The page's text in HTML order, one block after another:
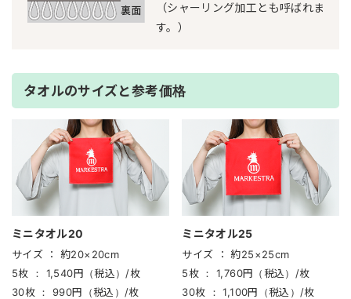
（シャーリング加工とも呼ばれま
す。）
タオルのサイズと参考価格
ミニタオル20
サイズ ：
約20×20cm
5枚 ：
1,540円（税込）/枚
30枚 ：
990円（税込）/枚
ミニタオル25
サイズ ： 約25×25cm
5枚 ：
1,760円（税込）/枚
30枚 ： 1,100円（税込）/枚